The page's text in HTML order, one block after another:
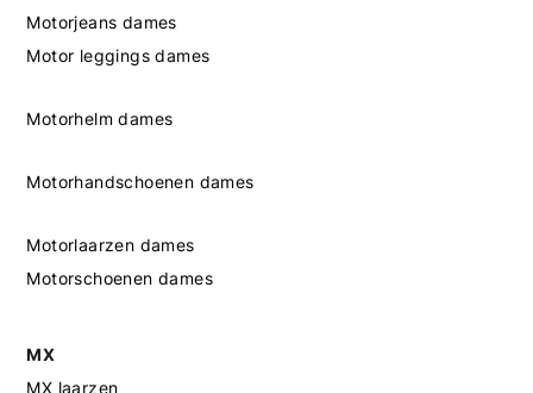
Motorjeans dames
Motor leggings dames
Motorhelm dames
Motorhandschoenen dames
Motorlaarzen dames
Motorschoenen dames
MX
MX laarzen